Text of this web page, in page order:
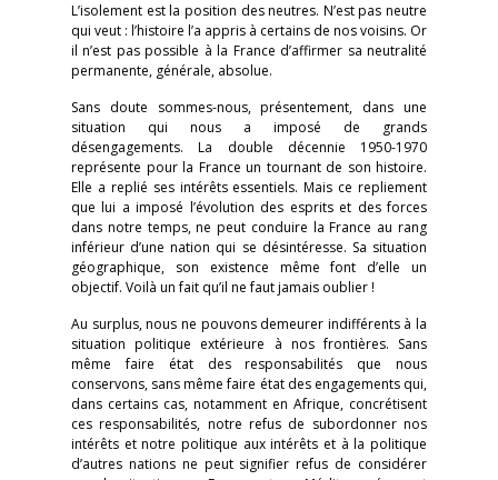
L’isolement est la position des neutres. N’est pas neutre
qui veut : l’histoire l’a appris à certains de nos voisins. Or
il n’est pas possible à la France d’affirmer sa neutralité
permanente, générale, absolue.
Sans doute sommes-nous, présentement, dans une
situation qui nous a imposé de grands
désengagements. La double décennie 1950-1970
représente pour la France un tournant de son histoire.
Elle a replié ses intérêts essentiels. Mais ce repliement
que lui a imposé l’évolution des esprits et des forces
dans notre temps, ne peut conduire la France au rang
inférieur d’une nation qui se désintéresse. Sa situation
géographique, son existence même font d’elle un
objectif. Voilà un fait qu’il ne faut jamais oublier !
Au surplus, nous ne pouvons demeurer indifférents à la
situation politique extérieure à nos frontières. Sans
même faire état des responsabilités que nous
conservons, sans même faire état des engagements qui,
dans certains cas, notamment en Afrique, concrétisent
ces responsabilités, notre refus de subordonner nos
intérêts et notre politique aux intérêts et à la politique
d’autres nations ne peut signifier refus de considérer